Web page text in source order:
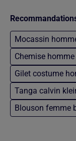
Mocassin
Chemise homme
Gilet costume
Tanga calvin
Blouson femme